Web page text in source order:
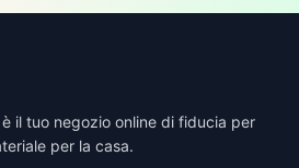
il tuo negozio online di fiducia per
per la casa.